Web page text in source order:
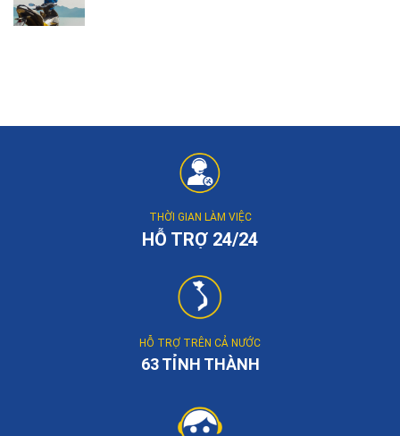
THỜI GIAN LÀM VIỆC
HỖ TRỢ 24/24
HỖ TRỢ TRÊN CẢ NƯỚC
63 TỈNH THÀNH